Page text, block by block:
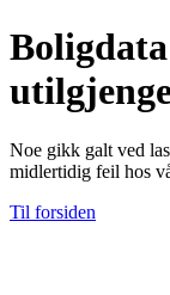
Noe gikk galt ved
midlertidig feil hos
Til forsiden